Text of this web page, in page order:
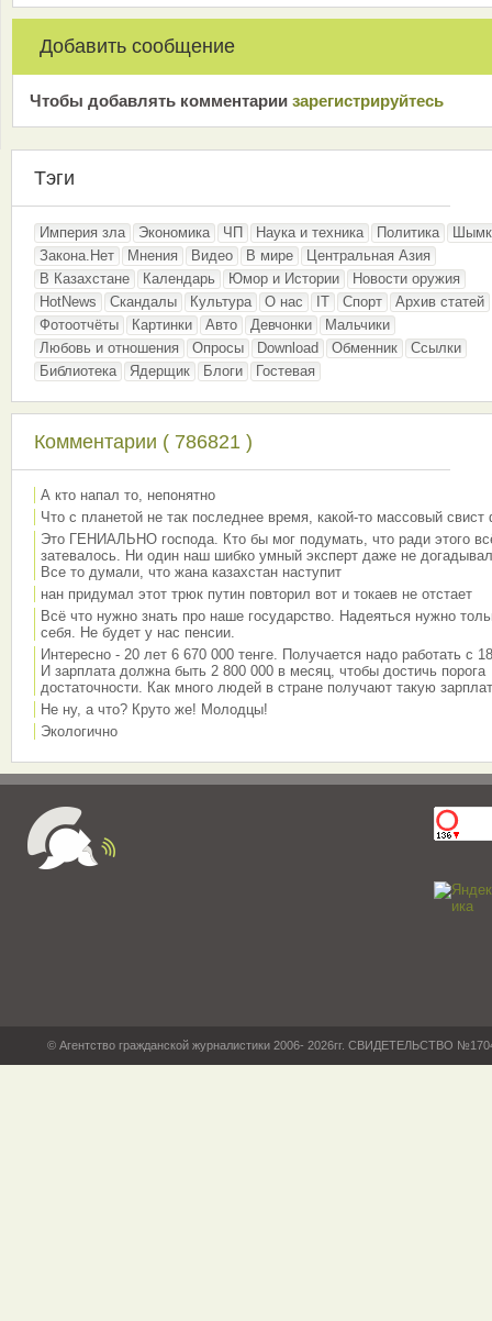
Добавить сообщение
Чтобы добавлять комментарии зарeгиcтрирyйтeсь
Тэги
Империя зла Экономика ЧП Наука и техника Политика
Закона.Нет
Мнения Видео В мире
Центральная Азия
В Казахстане
Календарь Юмор и Истории
Новости оружия
HotNews
Скандалы Культура О нас IT Спорт
Архив статей
Фотоотчёты
Картинки Авто Девчонки
Мальчики
Любовь и отношения
Опросы Download Обменник
Ссылки
Библиотека
Ядерщик Блоги Гостевая
Комментарии ( 786821 )
А кто напал то, непонятно
Что с планетой не так последнее время, какой-то массовый свист
Это ГЕНИАЛЬНО господа. Кто бы мог подумать, что ради этого
затевалось. Ни один наш шибко умный эксперт даже не
Все то думали, что жана казахстан наступит
нан придумал этот трюк путин повторил вот и токаев не отстает
Всё что нужно знать про наше государство. Надеяться нужно
себя. Не будет у нас пенсии.
Интересно - 20 лет 6 670 000 тенге. Получается надо работать с
И зарплата должна быть 2 800 000 в месяц, чтобы достичь порога
достаточности. Как много людей в стране получают такую
Не ну, а что? Круто же! Молодцы!
Экологично
© Агентство гражданской журналистики 2006- 2026гг. СВИДЕТЕЛЬСТВО